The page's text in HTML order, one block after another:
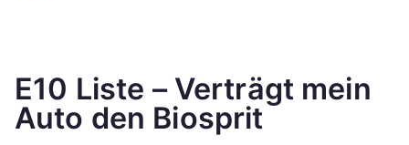
E10 Liste – Verträgt mein
Auto den Biosprit